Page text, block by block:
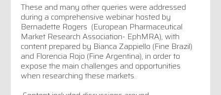
These and many other queries were addressed
during a comprehensive webinar hosted by
Bernadette Rogers (European Pharmaceutical
Market Research Association- EphMRA), with
content prepared by Bianca Zappiello (Fine Brazil)
and Florencia Rojo (Fine Argentina), in order to
expose the main challenges and opportunities
when researching these markets.